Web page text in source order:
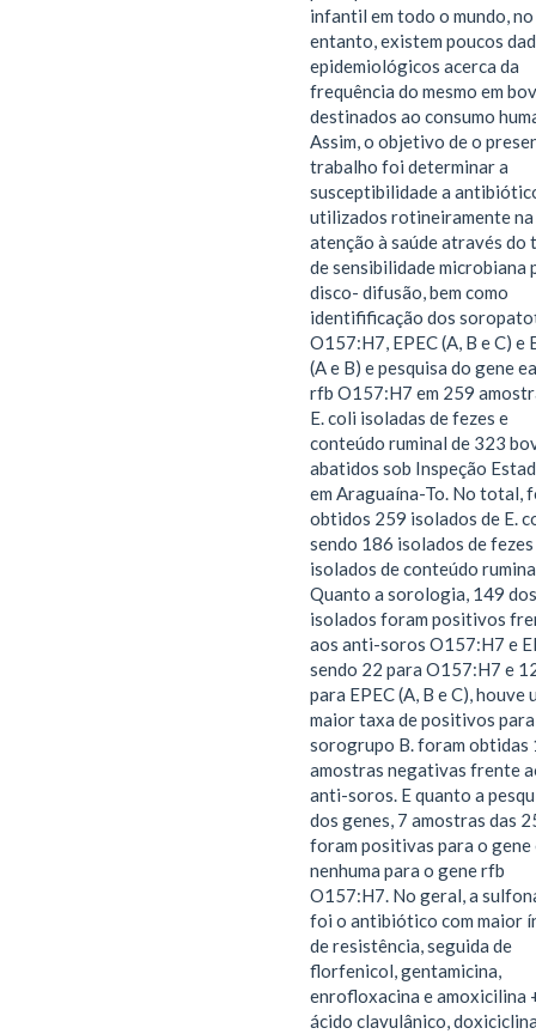
infantil em todo o mundo, no
entanto, existem poucos
epidemiológicos acerca da
frequência do mesmo em
destinados ao consumo
Assim, o objetivo de o
trabalho foi determinar a
susceptibilidade a
utilizados rotineiramente na
atenção à saúde através do
de sensibilidade microbiana
disco- difusão, bem como
identifificação dos
O157:H7, EPEC (A, B e C) e
(A e B) e pesquisa do gene
rfb O157:H7 em 259
E. coli isoladas de fezes e
conteúdo ruminal de 323
abatidos sob Inspeção
em Araguaína-To. No total,
obtidos 259 isolados de E.
sendo 186 isolados de
isolados de conteúdo
Quanto a sorologia, 149 dos
isolados foram positivos
aos anti-soros O157:H7 e
sendo 22 para O157:H7 e
para EPEC (A, B e C), houve
maior taxa de positivos
sorogrupo B. foram obtidas
amostras negativas frente
anti-soros. E quanto a
dos genes, 7 amostras das
foram positivas para o gene
nenhuma para o gene rfb
O157:H7. No geral, a
foi o antibiótico com maior
de resistência, seguida de
florfenicol, gentamicina,
enrofloxacina e amoxicilina
ácido clavulânico,